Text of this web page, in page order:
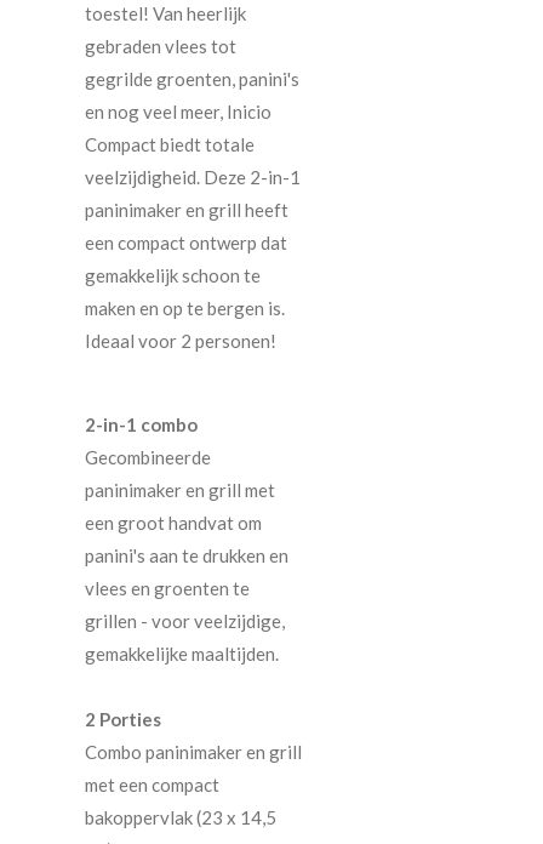
toestel! Van heerlijk
gebraden vlees tot
gegrilde groenten, panini's
en nog veel meer, Inicio
Compact biedt totale
veelzijdigheid. Deze 2-in-1
paninimaker en grill heeft
een compact ontwerp dat
gemakkelijk schoon te
maken en op te bergen is.
Ideaal voor 2 personen!
2-in-1 combo
Gecombineerde
paninimaker en grill met
een groot handvat om
panini's aan te drukken en
vlees en groenten te
grillen - voor veelzijdige,
gemakkelijke maaltijden.
2 Porties
Combo paninimaker en grill
met een compact
bakoppervlak (23 x 14,5